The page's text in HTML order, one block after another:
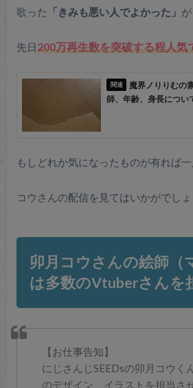
歌った 「きみも悪い人でよかった」 が
先日200万再生数を突破する程人気
魔界ノりりむの
師、年齢、身長につい
もしどれか気になったものが有れば
コウさんの配信を見てはいかがでしょ
卯月コウさんの絵師（
は多数のVtuberさんを
【お仕事告知】
にじさんじSEEDsの卯月コウく
のデザイン、イラストを担当さ